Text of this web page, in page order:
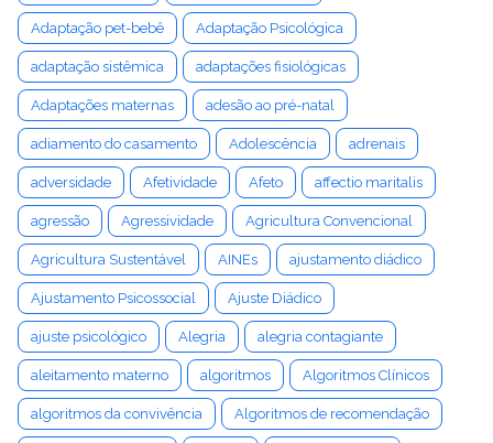
Adaptação pet-bebê Adaptação Psicológica
adaptação sistêmica adaptações fisiológicas
Adaptações maternas adesão ao pré-natal
adiamento do casamento Adolescência adrenais
adversidade Afetividade Afeto affectio maritalis
agressão Agressividade Agricultura Convencional
Agricultura Sustentável AINEs ajustamento diádico
Ajustamento Psicossocial Ajuste Diádico
ajuste psicológico Alegria alegria contagiante
aleitamento materno algoritmos Algoritmos Clínicos
algoritmos da convivência Algoritmos de recomendação